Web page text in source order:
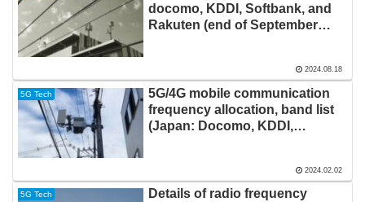
docomo, KDDI, Softbank, and
Rakuten (end of September
2024.08.18
5G Tech
5G/4G mobile communication
frequency allocation, band list
(Japan: Docomo, KDDI,
2024.02.02
5G Tech
Details of radio frequency